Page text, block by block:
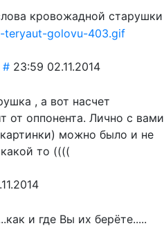
кровожадной старушки
# 23:59 02.11.2014
, а вот насчет
от оппонента. Лично с вами
можно было и не
то ((((
и где Вы их берёте.....